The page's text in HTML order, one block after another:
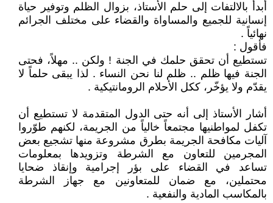
أبدأ بالالتفات إلى حلم الأستاذ، بزوال الظلم وتوفير حياة
إنسانية للجميع والمساواة والقضاء على مختلف الجرائم
نهائياً .
فأقول :
تستطيع أن تحقق حلمك في الجنة ! ولكن .. مهلاً، فحتى
الجنة فيها ظلم .. ظلم لنا نحن النساء . لذا يبقى حلماً لا
يقدّم ولا يؤخّر، ككل الأحلام الرومانتيكية .
أشار الأستاذ إلى أنه حتى الدول المتقدمة لا تستطيع أن
تكفل لمواطنيها مجتمعاً خالياً من الجريمة، لكنهم طوّروا
آليات مكافحة الجريمة بطرق مشروعة منها تشجيع بعض
المجرمين للتعاون مع الشرطة وتزويدها بمعلومات
تساعد في القضاء على بؤر إجرامية وإنقاذ ضحايا
محتملين، مع ضمان للمتعاونين مع جهاز الشرطة
بالمكاسب المادية والنفعية .